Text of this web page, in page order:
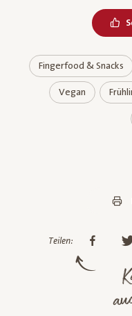
Fingerfood & Snacks
Vegan
Teilen: